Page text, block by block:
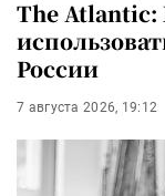
The Atlantic:
России
7 августа 2026, 19:12